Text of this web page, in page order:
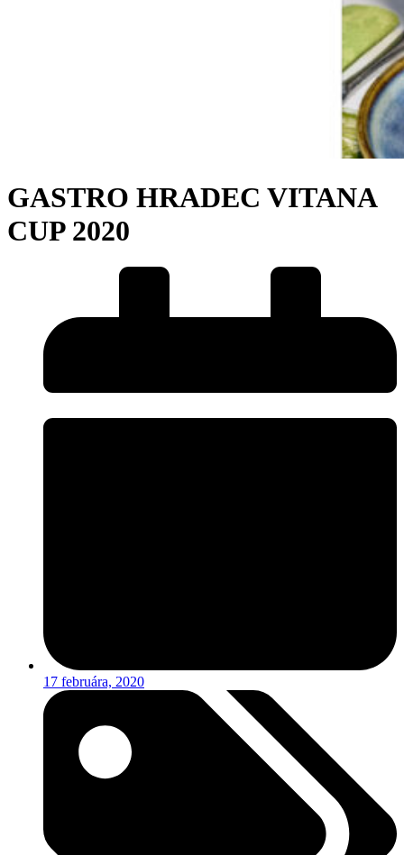
GASTRO HRADEC VITANA
CUP 2020
17 februára, 2020